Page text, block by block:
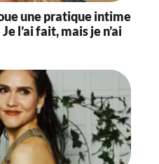
une pratique intime
l’ai fait, mais je n’ai